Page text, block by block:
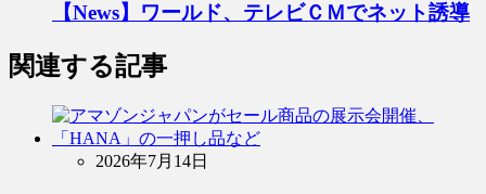
【News】ワールド、テレビＣＭでネット誘導
関連する記事
2026年7月14日